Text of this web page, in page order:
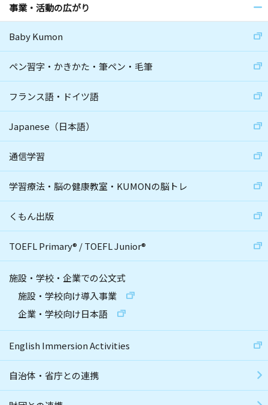
事業・活動の広がり
Baby Kumon
ペン習字・かきかた・筆ペン・毛筆
フランス語・ドイツ語
Japanese（日本語）
通信学習
学習療法・脳の健康教室・KUMONの脳トレ
くもん出版
TOEFL Primary® /TOEFL Junior®
施設・学校・企業での公文式
施設・学校向け導入事業
企業・学校向け日本語
English Immersion Activities
自治体・省庁との連携